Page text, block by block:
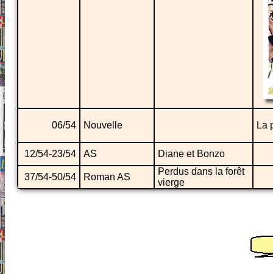
06/54 Nouvelle La
12/54-23/54 AS Diane et Bonzo
37/54-50/54 Roman AS
Perdus dans la forêt
vierge